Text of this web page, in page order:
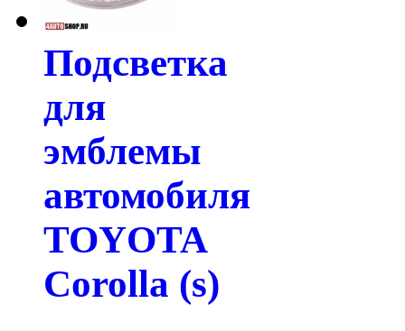
Подсветка
для
эмблемы
автомобиля
TOYOTA
Corolla (s)